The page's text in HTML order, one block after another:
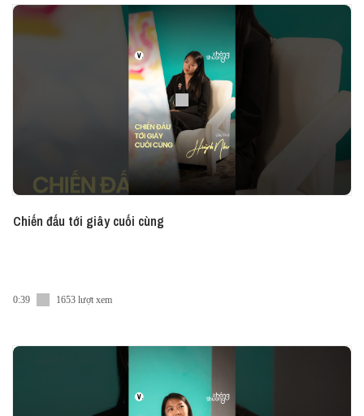
Chiến đấu tới giây cuối cùng
0:39 1653 lượt xem